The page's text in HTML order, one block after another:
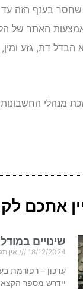
בענף הזה עד
האתר של
דת, גזע ומין,
מנהלי
אתכם
שינויים
18/12/2024 אין
יידרש מספר